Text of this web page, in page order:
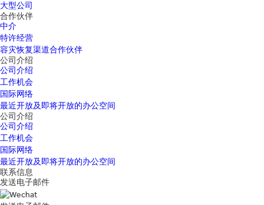
大型公司
合作伙伴
中介
特许经营
容灾恢复渠道合作伙伴
公司介绍
公司介绍
工作机会
国际网络
最近开放及即将开放的办公空间
公司介绍
公司介绍
工作机会
国际网络
最近开放及即将开放的办公空间
联系信息
发送电子邮件